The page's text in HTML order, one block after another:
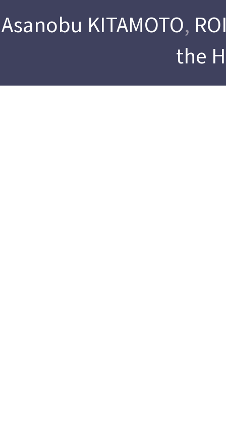
Asanobu KITAMOTO,
the